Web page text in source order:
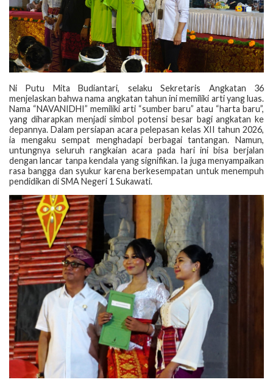
‎Ni Putu Mita Budiantari, selaku Sekretaris Angkatan 36
menjelaskan bahwa nama angkatan tahun ini memiliki arti yang luas.
Nama “NAVANIDHI” memiliki arti “sumber baru” atau “harta baru”,
yang diharapkan menjadi simbol potensi besar bagi angkatan ke
depannya. Dalam persiapan acara pelepasan kelas XII tahun 2026,
ia mengaku sempat menghadapi berbagai tantangan. Namun,
untungnya seluruh rangkaian acara pada hari ini bisa berjalan
dengan lancar tanpa kendala yang signifikan. Ia juga menyampaikan
rasa bangga dan syukur karena berkesempatan untuk menempuh
pendidikan di SMA Negeri 1 Sukawati.